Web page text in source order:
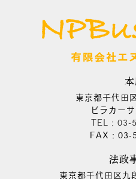
東京都千代田
ビラカー
TEL：03-
FAX：03-
法政
東京都千代田区九